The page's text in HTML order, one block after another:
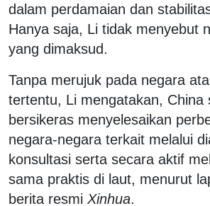
dalam perdamaian dan
Hanya saja, Li tidak menyebut
yang dimaksud.
Tanpa merujuk pada negara
tertentu, Li mengatakan, China
bersikeras menyelesaikan
negara-negara terkait melalui
konsultasi serta secara aktif
sama praktis di laut, menurut
berita resmi Xinhua.